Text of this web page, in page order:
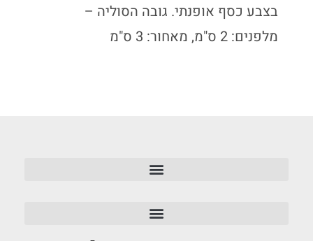
בצבע כסף אופנתי. גובה הסוליה –
מלפנים: 2 ס"מ, מאחור: 3 ס"מ